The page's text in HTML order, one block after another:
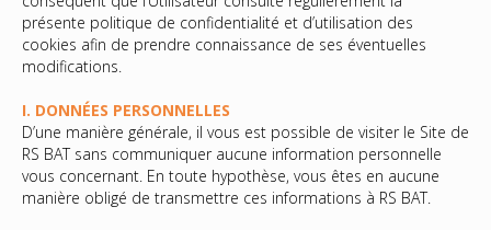
présente politique de confidentialité et d’utilisation des
cookies afin de prendre connaissance de ses éventuelles
modifications.
I. DONNÉES PERSONNELLES
D’une manière générale, il vous est possible de visiter le Site de
RS BAT sans communiquer aucune information personnelle
vous concernant. En toute hypothèse, vous êtes en aucune
manière obligé de transmettre ces informations à RS BAT.